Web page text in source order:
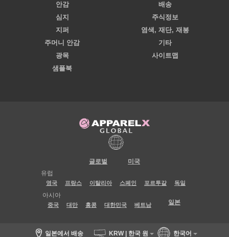
안감
심지
지퍼
주머니 안감
광목
샘플북
배송
주식정보
염색, 재단, 재봉
기타
사이트맵
글로벌
미국
유럽
영국 프랑스 이탈리아 스페인 포르투갈 독일
아시아
중국 대만 홍콩 대한민국 베트남 일본
일본에서 배송 KRW | 한국 원 한국어